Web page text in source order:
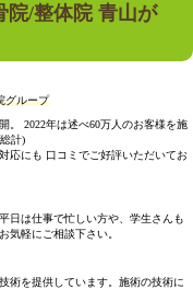
院/整体院 青山が
グループ
。 2022年は述べ60万人のお客様を施
計)
応にも 口コミでご好評いただいてお
日は仕事で忙しい方や、学生さんも
気軽にご相談下さい。
術を提供しています。施術の技術に